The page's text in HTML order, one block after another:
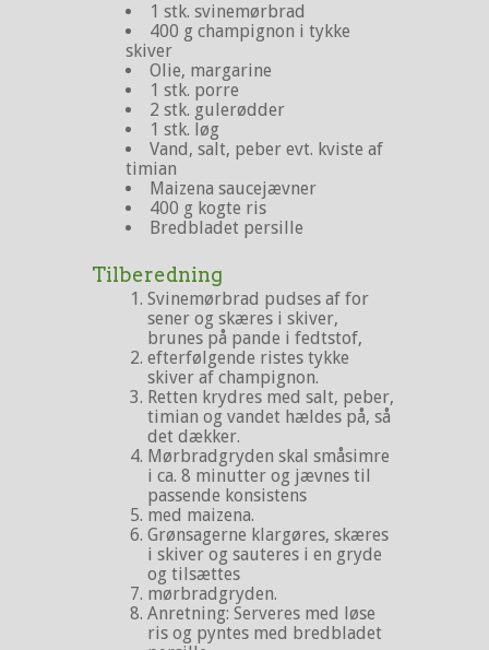
1 stk. svinemørbrad
400 g champignon i tykke
skiver
Olie, margarine
1 stk. porre
2 stk. gulerødder
1 stk. løg
Vand, salt, peber evt. kviste af
timian
Maizena saucejævner
400 g kogte ris
Bredbladet persille
Tilberedning
Svinemørbrad pudses af for
sener og skæres i skiver,
brunes på pande i fedtstof,
efterfølgende ristes tykke
skiver af champignon.
Retten krydres med salt, peber,
timian og vandet hældes på, så
det dækker.
Mørbradgryden skal småsimre
i ca. 8 minutter og jævnes til
passende konsistens
med maizena.
Grønsagerne klargøres, skæres
i skiver og sauteres i en gryde
og tilsættes
mørbradgryden.
Anretning: Serveres med løse
ris og pyntes med bredbladet